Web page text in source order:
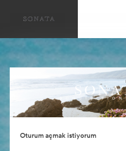
Oturum açmak istiyorum